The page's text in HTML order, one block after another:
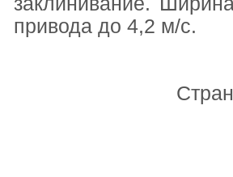
привода до 4,2 м/с.